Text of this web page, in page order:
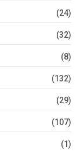
(24)
(32)
(8)
(132)
(29)
(107)
(1)